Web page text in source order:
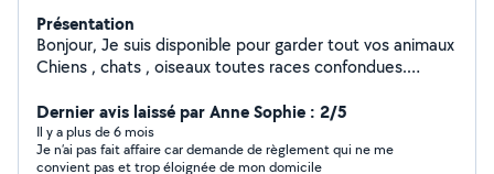
Présentation
Bonjour, Je suis disponible pour garder tout vos animaux
Chiens , chats , oiseaux toutes races confondues.
pendant les fêtes de fin .d'année.mois,vacances
scolaires ou non scolaire. Je reste disponible pour tout
renseignement. Je possède un grand jardin 1500m2 Et
Dernier avis laissé par Anne Sophie : 2/5
Il y a plus de 6 mois
Je n’ai pas fait affaire car demande de règlement qui ne me
convient pas et trop éloignée de mon domicile